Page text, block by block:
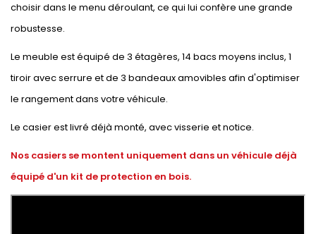
choisir dans le menu déroulant, ce qui lui confère une grande
robustesse.
Le meuble est équipé de 3 étagères, 14 bacs moyens inclus, 1
tiroir avec serrure et de 3 bandeaux amovibles afin d'optimiser
le rangement dans votre véhicule.
Le casier est livré déjà monté, avec visserie et notice.
Nos casiers se montent uniquement dans un véhicule déjà
équipé d'un kit de protection en bois.